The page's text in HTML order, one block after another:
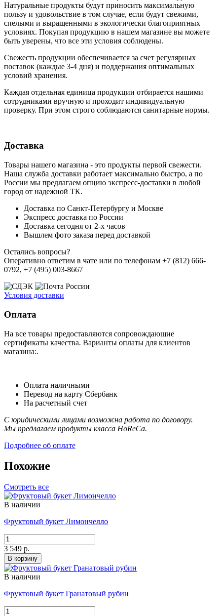
Натуральные продукты будут приносить максимальную
пользу и удовольствие в том случае, если будут свежими,
cпелыми и выращенными в экологически благоприятных
условиях. Покупая продукцию в нашем магазине вы можете
быть уверены, что все эти условия соблюдены.
Свежесть продукции обеспечивается за счет регулярных
поставок (каждые 3-4 дня) и поддержания оптимальных
условий хранения.
Каждая отдельная единица продукции отбирается нашими
сотрудниками вручную и проходит индивидуальную
проверку. При этом строго соблюдаются санитарные нормы.
Доставка
Товары нашего магазина - это продукты первой свежести.
Наша служба доставки работает максимально быстро, а по
России мы предлагаем опцию экспресс-доставки в любой
город от надежной ТК.
Доставка по Санкт-Петербургу и Москве
Экспресс доставка по России
Доставка сегодня от 2-х часов
Вышлем фото заказа перед доставкой
Остались вопросы?
Оперативно ответим в чате или по телефонам +7 (812) 666-
0792, +7 (495) 003-8667
Условия доставки
Оплата
На все товары предоставляются сопровождающие
сертификаты качества. Варианты оплаты для клиентов
магазина:.
Оплата наличными
Перевод на карту Сбербанк
На расчетный счет
С юридическими лицами возможна работа по договору.
Мы предлагаем продукты класса HoReCa.
Подробнее об оплате
Похожие
Смотреть все
В наличии
Фруктовый букет Лимончелло
3 549 р.
В корзину
В наличии
Фруктовый букет Гранатовый рубин